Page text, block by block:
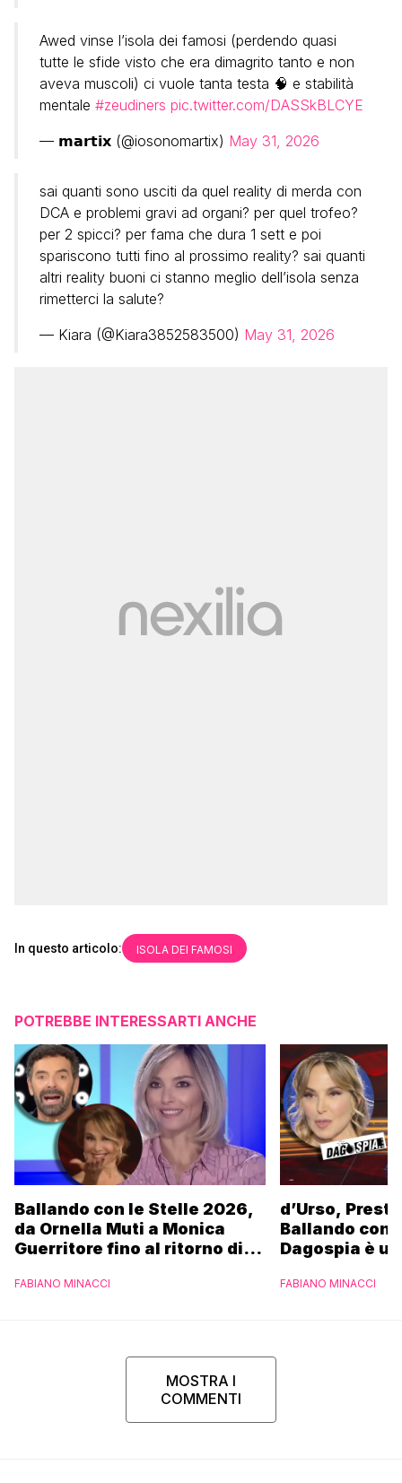
Awed vinse l’isola dei famosi (perdendo quasi
tutte le sfide visto che era dimagrito tanto e non
aveva muscoli) ci vuole tanta testa 🧠 e stabilità
mentale #zeudiners pic.twitter.com/DASSkBLCYE
— 𝗺𝗮𝗿𝘁𝗶𝘅 (@iosonomartix) May 31, 2026
sai quanti sono usciti da quel reality di merda con
DCA e problemi gravi ad organi? per quel trofeo?
per 2 spicci? per fama che dura 1 sett e poi
spariscono tutti fino al prossimo reality? sai quanti
altri reality buoni ci stanno meglio dell’isola senza
rimetterci la salute?
— Kiara (@Kiara3852583500) May 31, 2026
In questo articolo: ISOLA DEI FAMOSI
POTREBBE INTERESSARTI ANCHE
Ballando con le Stelle 2026,
da Ornella Muti a Monica
Guerritore fino al ritorno di
l’esclusiva di Gabriele
FABIANO MINACCI
d’Urso,
Ballando con
Dagospia è
FABIANO MINACCI
MOSTRA I
COMMENTI